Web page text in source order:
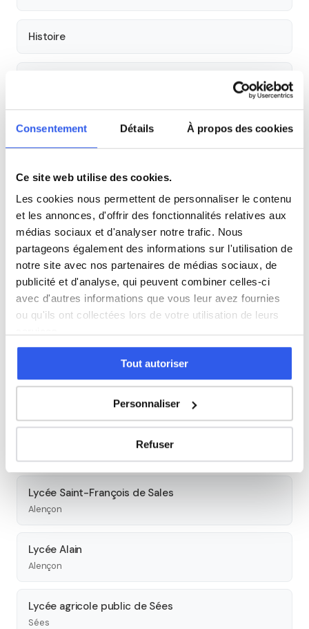
Consentement Détails À propos des cookies
Ce site web utilise des cookies.
Les cookies nous permettent de personnaliser le contenu
et les annonces, d'offrir des fonctionnalités relatives aux
médias sociaux et d'analyser notre trafic. Nous
partageons également des informations sur l'utilisation de
notre site avec nos partenaires de médias sociaux, de
publicité et d'analyse, qui peuvent combiner celles-ci
avec d'autres informations que vous leur avez fournies
ou qu'ils ont collectées lors de votre utilisation de leurs
Tout autoriser
Personnaliser
Refuser
Histoire
Espagnol
Cours par niveau
Seconde Première Terminale
Autres lycées à proximité
Lycée Jean Guéhenno
Flers
Lycée Saint-Thomas d'Aquin
Lycée Saint-François de Sales
Alençon
Lycée Alain
Alençon
Lycée agricole public de Sées
Sées